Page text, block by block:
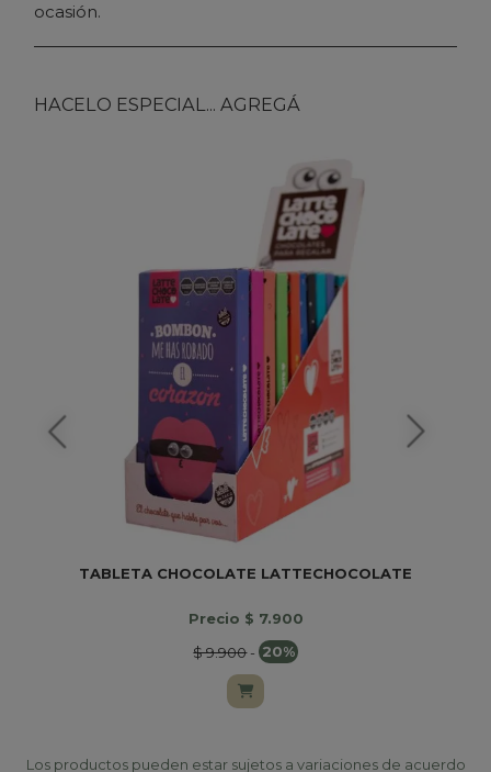
ocasión.
HACELO ESPECIAL... AGREGÁ
TABLETA CHOCOLATE LATTECHOCOLATE
Precio $ 7.900
$ 9.900- 20%
Los productos pueden estar sujetos a variaciones de acuerdo